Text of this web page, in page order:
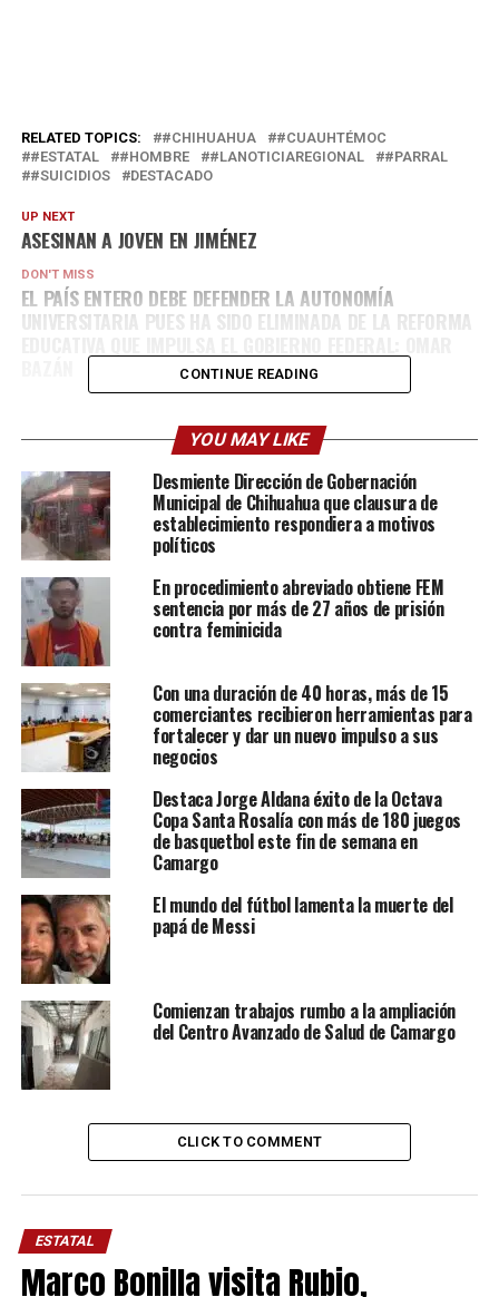
RELATED TOPICS: #CHIHUAHUA
#CUAUHTÉMOC
#ESTATAL
#HOMBRE #LANOTICIAREGIONAL
#PARRAL
#SUICIDIOS
DESTACADO
UP NEXT
ASESINAN A JOVEN EN JIMÉNEZ
DON'T MISS
EL PAÍS ENTERO DEBE DEFENDER LA AUTONOMÍA
UNIVERSITARIA PUES HA SIDO ELIMINADA DE LA REFORMA
CONTINUE READING
YOU MAY LIKE
Desmiente Dirección de Gobernación
Municipal de Chihuahua que clausura de
establecimiento respondiera a motivos
políticos
En procedimiento abreviado obtiene FEM
sentencia por más de 27 años de prisión
contra feminicida
Con una duración de 40 horas, más de 15
comerciantes recibieron herramientas para
fortalecer y dar un nuevo impulso a sus
negocios
Destaca Jorge Aldana éxito de la Octava
Copa Santa Rosalía con más de 180 juegos
de basquetbol este fin de semana en
Camargo
El mundo del fútbol lamenta la muerte del
papá de Messi
Comienzan trabajos rumbo a la ampliación
del Centro Avanzado de Salud de Camargo
CLICK TO COMMENT
ESTATAL
Marco Bonilla visita Rubio,